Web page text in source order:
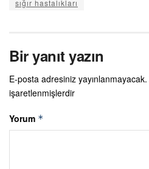
sığır hastalıkları
Bir yanıt yazın
E-posta adresiniz yayınlanmayacak.
işaretlenmişlerdir
Yorum *